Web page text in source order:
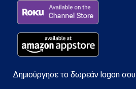
Δημιούργησε το δωρεάν logon σου